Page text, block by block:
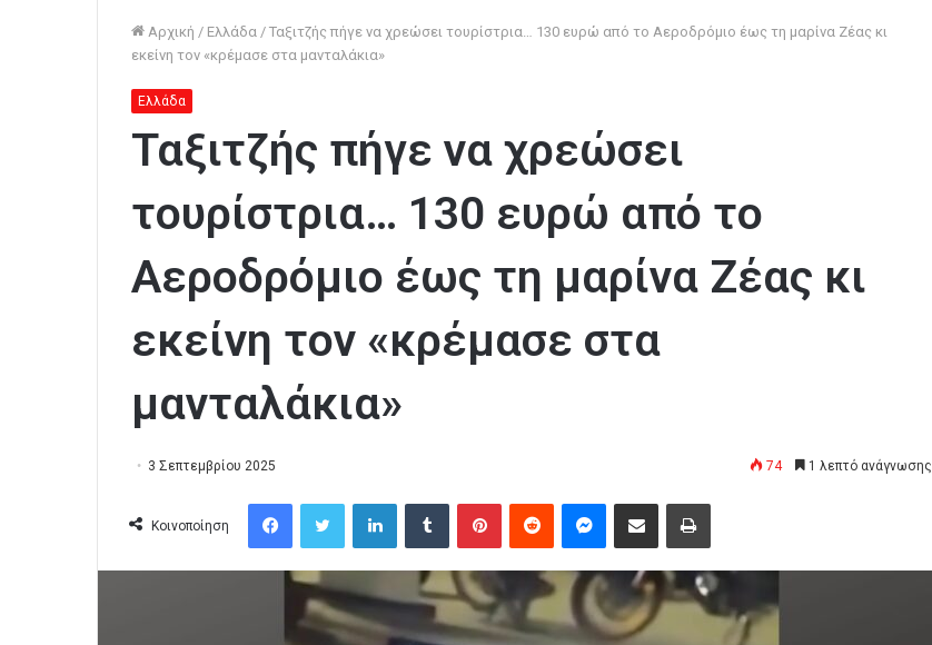
Αρχική / Ελλάδα / Ταξιτζής πήγε να χρεώσει τουρίστρια… 130 ευρώ από το Αεροδρόμιο έως τη μαρίνα Ζέας κι
εκείνη τον «κρέμασε στα μανταλάκια»
Ελλάδα
Ταξιτζής πήγε να χρεώσει
τουρίστρια… 130 ευρώ από το
Αεροδρόμιο έως τη μαρίνα Ζέας κι
εκείνη τον «κρέμασε στα
μανταλάκια»
3 Σεπτεμβρίου 2025 74 1 λεπτό ανάγνωσης
Κοινοποίηση